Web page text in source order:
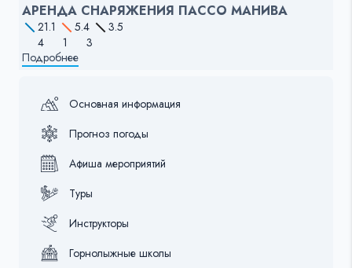
АРЕНДА СНАРЯЖЕНИЯ ПАССО МАНИВА
21.1 5.4
3.5
4
1
3
Подробнее
Основная информация
Прогноз погоды
Афиша мероприятий
Туры
Инструкторы
Горнолыжные школы